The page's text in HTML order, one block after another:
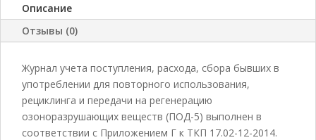
употреблении
использования,
рециклинга
передачи
Описание
Отзывы (0)
Журнал учета поступления, расхода, сбора бывших в
употреблении для повторного использования,
рециклинга и передачи на регенерацию
озоноразрушающих веществ (ПОД-5) выполнен в
соответствии с Приложением Г к ТКП 17.02-12-2014.